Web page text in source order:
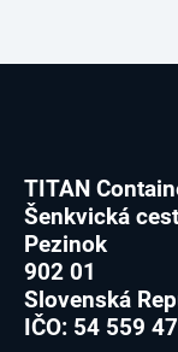
TITAN
Šenkvická
Pezinok
902 01
Slovenská
IČO: 54 559